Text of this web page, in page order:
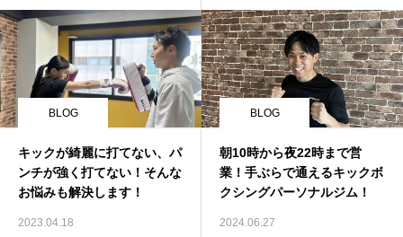
BLOG
キックが綺麗に打てない、パ
ンチが強く打てない！そんな
お悩みも解決します！
2023.04.18
BLOG
朝10時から夜22時まで営
業！手ぶらで通えるキックボ
クシングパーソナルジム！
2024.06.27